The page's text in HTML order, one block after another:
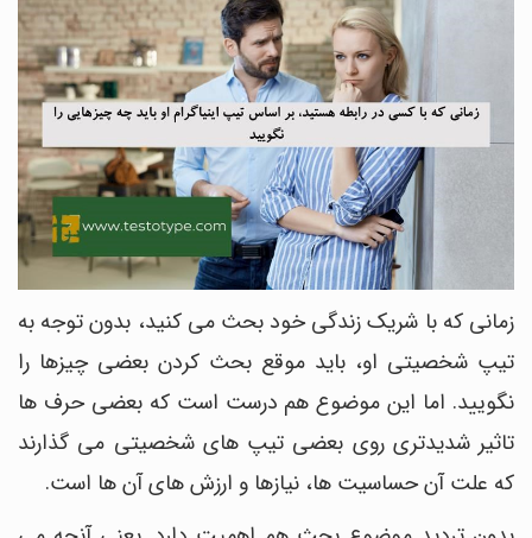
زمانی که با شریک زندگی خود بحث می کنید، بدون توجه به
تیپ شخصیتی او، باید موقع بحث کردن بعضی چیزها را
نگویید. اما این موضوع هم درست است که بعضی حرف ها
تاثیر شدیدتری روی بعضی تیپ های شخصیتی می گذارند
که علت آن حساسیت ها، نیازها و ارزش های آن ها است.